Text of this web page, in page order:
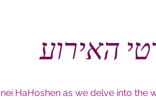
האירוע
HaHoshen as we delve into